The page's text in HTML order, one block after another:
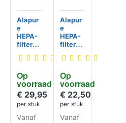
HUISMERK
Op
voorraad
Alapur
e
HEPA-
filter
kt voor
Mi Air
Anti-
fijnstof
€ 29,95
per stuk
Vanaf
HUISMERK
Op
voorraad
Alapur
e
HEPA-
filter
kt
Xiaomi
Mi Air
Anti-
formal
dehyde
€ 22,50
per stuk
Vanaf